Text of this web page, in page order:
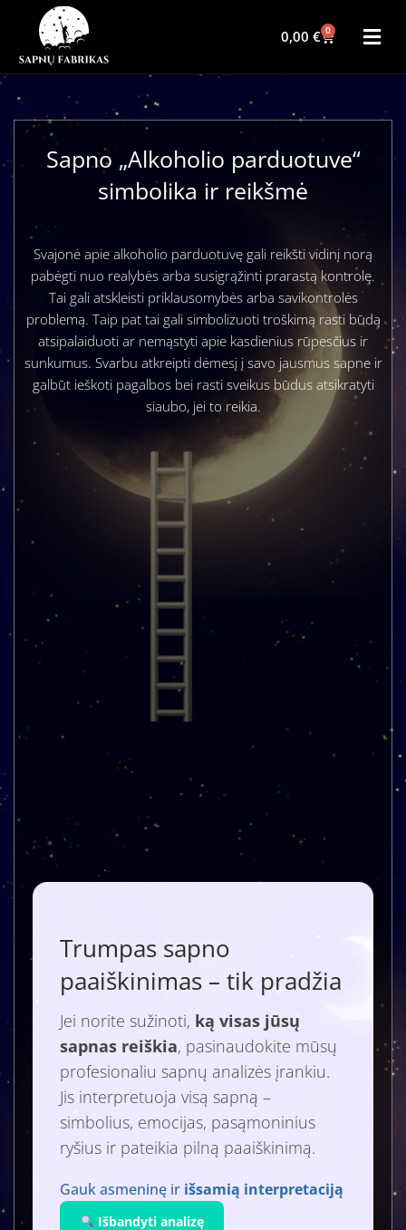
0,00 € 0
Sapno „Alkoholio parduotuve“
simbolika ir reikšmė
Svajonė apie alkoholio parduotuvę gali reikšti vidinį norą
pabėgti nuo realybės arba susigrąžinti prarastą kontrolę.
Tai gali atskleisti priklausomybės arba savikontrolės
problemą. Taip pat tai gali simbolizuoti troškimą rasti būdą
atsipalaiduoti ar nemąstyti apie kasdienius rūpesčius ir
sunkumus. Svarbu atkreipti dėmesį į savo jausmus sapne ir
galbūt ieškoti pagalbos bei rasti sveikus būdus atsikratyti
siaubo, jei to reikia.
Trumpas sapno
paaiškinimas – tik pradžia
Jei norite sužinoti, ką visas jūsų
sapnas reiškia, pasinaudokite mūsų
profesionaliu sapnų analizės įrankiu.
Jis interpretuoja visą sapną –
simbolius, emocijas, pasąmoninius
ryšius ir pateikia pilną paaiškinimą.
Gauk asmeninę ir išsamią interpretaciją
Išbandyti analizę